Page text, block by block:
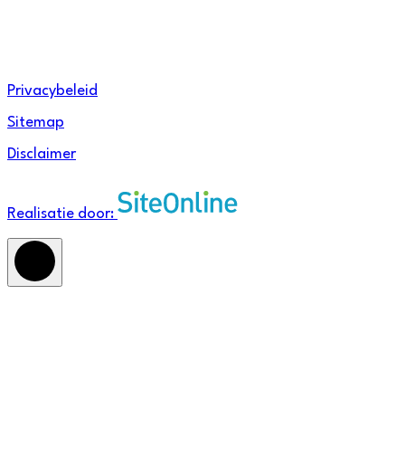
Privacybeleid
Sitemap
Disclaimer
Realisatie door: